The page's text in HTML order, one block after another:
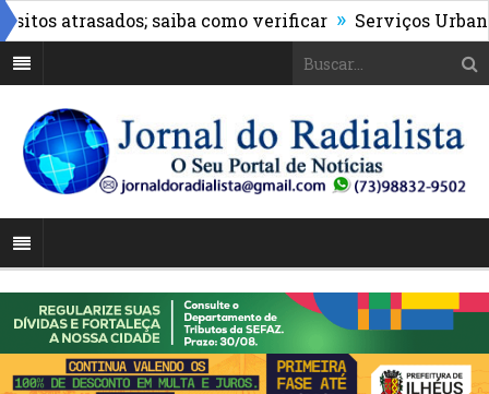
atrasados; saiba como verificar » Serviços Urbanos